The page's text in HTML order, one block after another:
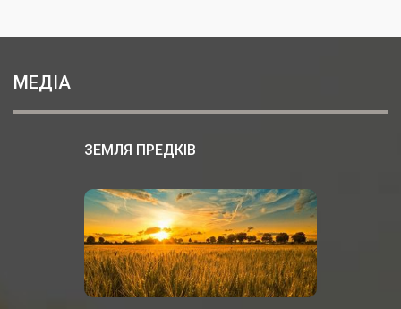
МЕДІА
ЗЕМЛЯ ПРЕДКІВ